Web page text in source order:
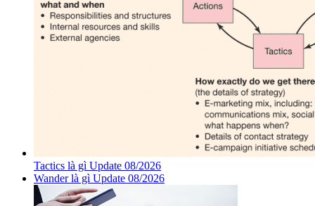
Tactics là gì Update 08/2026
Wander là gì Update 08/2026